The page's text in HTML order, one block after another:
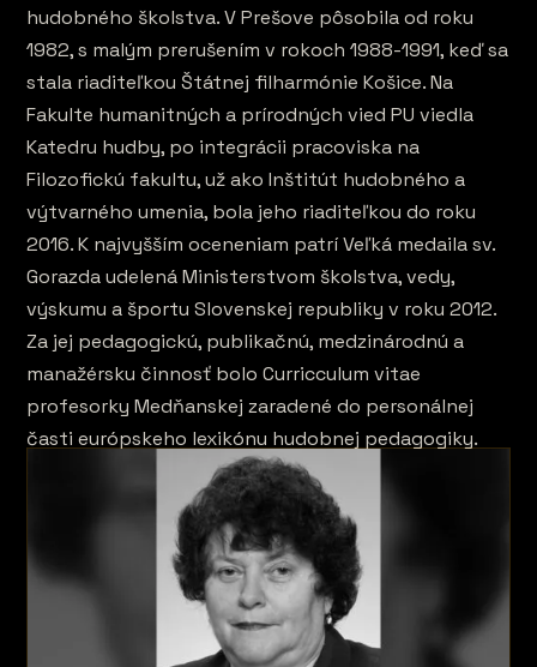
hudobného školstva. V Prešove pôsobila od roku
1982, s malým prerušením v rokoch 1988-1991, keď sa
stala riaditeľkou Štátnej filharmónie Košice. Na
Fakulte humanitných a prírodných vied PU viedla
Katedru hudby, po integrácii pracoviska na
Filozofickú fakultu, už ako Inštitút hudobného a
výtvarného umenia, bola jeho riaditeľkou do roku
2016. K najvyšším oceneniam patrí Veľká medaila sv.
Gorazda udelená Ministerstvom školstva, vedy,
výskumu a športu Slovenskej republiky v roku 2012.
Za jej pedagogickú, publikačnú, medzinárodnú a
manažérsku činnosť bolo Curricculum vitae
profesorky Medňanskej zaradené do personálnej
časti európskeho lexikónu hudobnej pedagogiky.